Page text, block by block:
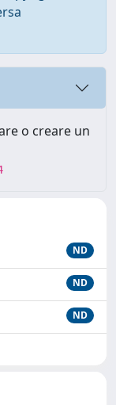
o creare un
ND
ND
ND